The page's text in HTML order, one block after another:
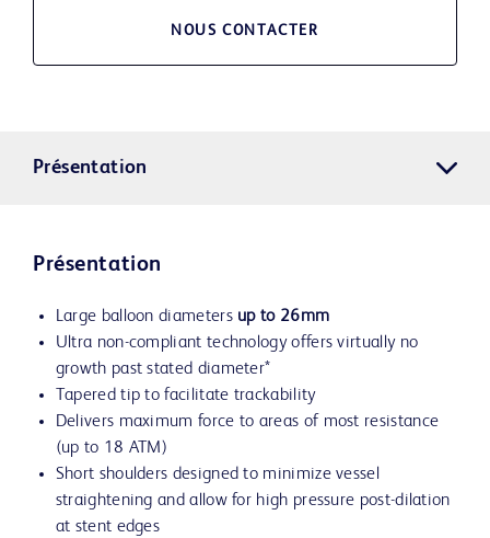
NOUS CONTACTER
Présentation
Présentation
Large balloon diameters up to 26mm
Ultra non-compliant technology offers virtually no
growth past stated diameter*
Tapered tip to facilitate trackability
Delivers maximum force to areas of most resistance
(up to 18 ATM)
Short shoulders designed to minimize vessel
straightening and allow for high pressure post-dilation
at stent edges